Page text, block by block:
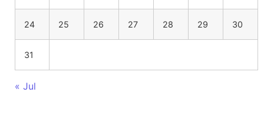
24 25 26 27 28 29 30
31
« Jul